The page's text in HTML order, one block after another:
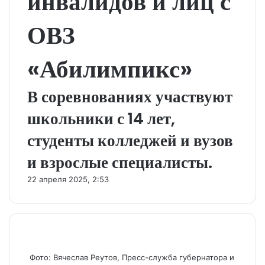
ОВЗ
«Абилимпикс»
В соревнованиях участвуют
школьники с 14 лет,
студенты колледжей и вузов
и взрослые специалисты.
22 апреля 2025, 2:53
Фото: Вячеслав Реутов, Пресс-служба губернатора и